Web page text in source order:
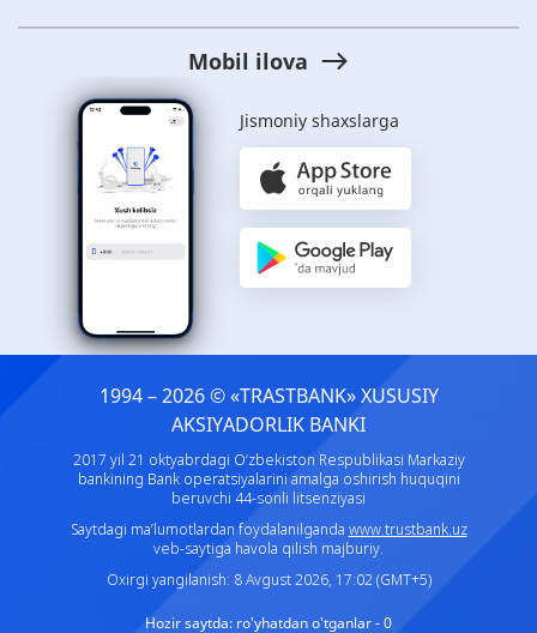
Mobil ilova
Jismoniy shaxslarga
1994 – 2026 © «TRASTBANK» ХUSUSIY
AKSIYADORLIK BANKI
2017 yil 21 oktyabrdagi O‘zbekiston Respublikasi Markaziy
bankining Bank operatsiyalarini amalga oshirish huquqini
beruvchi 44-sonli litsenziyasi
Saytdagi ma’lumotlardan foydalanilganda www.trustbank.uz
veb-saytiga havola qilish majburiy.
Oxirgi yangilanish: 8 Avgust 2026, 17:02 (GMT+5)
Hozir saytda: ro'yhatdan o'tganlar - 0